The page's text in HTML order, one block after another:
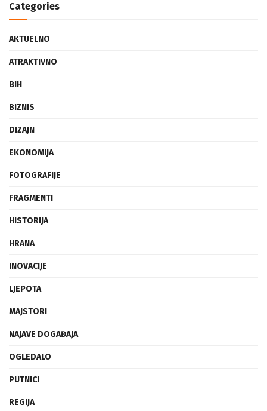
Categories
AKTUELNO
ATRAKTIVNO
BIH
BIZNIS
DIZAJN
EKONOMIJA
FOTOGRAFIJE
FRAGMENTI
HISTORIJA
HRANA
INOVACIJE
LJEPOTA
MAJSTORI
NAJAVE DOGAĐAJA
OGLEDALO
PUTNICI
REGIJA